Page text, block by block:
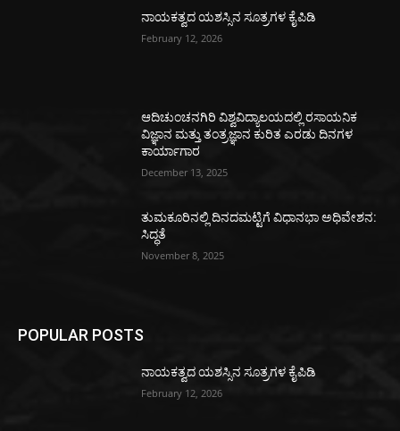
ನಾಯಕತ್ವದ ಯಶಸ್ಸಿನ ಸೂತ್ರಗಳ ಕೈಪಿಡಿ
February 12, 2026
ಆದಿಚುಂಚನಗಿರಿ ವಿಶ್ವವಿದ್ಯಾಲಯದಲ್ಲಿ ರಸಾಯನಿಕ
ವಿಜ್ಞಾನ ಮತ್ತು ತಂತ್ರಜ್ಞಾನ ಕುರಿತ ಎರಡು ದಿನಗಳ
ಕಾರ್ಯಾಗಾರ
December 13, 2025
ತುಮಕೂರಿನಲ್ಲಿ ದಿನದಮಟ್ಟಿಗೆ ವಿಧಾನಭಾ ಅಧಿವೇಶನ:
ಸಿದ್ಧತೆ
November 8, 2025
POPULAR POSTS
ನಾಯಕತ್ವದ ಯಶಸ್ಸಿನ ಸೂತ್ರಗಳ ಕೈಪಿಡಿ
February 12, 2026